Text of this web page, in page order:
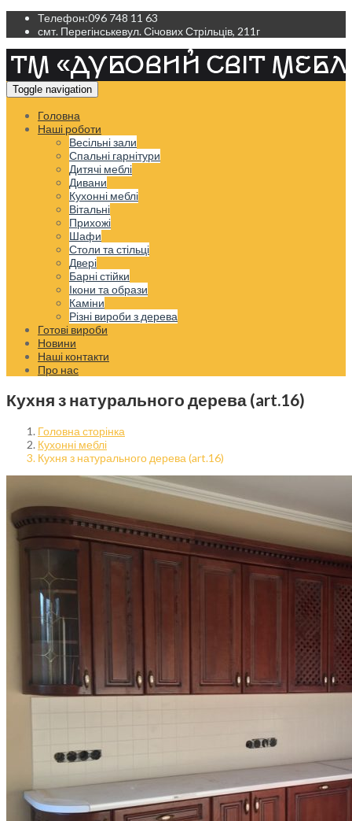
Телефон:096 748 11 63
смт. Перегінськевул. Січових Стрільців, 211г
Toggle navigation
Головна
Наші роботи
Весільні зали
Спальні гарнітури
Дитячі меблі
Дивани
Кухонні меблі
Вітальні
Прихожі
Шафи
Столи та стільці
Двері
Барні стійки
Ікони та образи
Каміни
Різні вироби з дерева
Готові вироби
Новини
Наші контакти
Про нас
Кухня з натурального дерева (art.16)
Головна сторінка
Кухонні меблі
Кухня з натурального дерева (art.16)